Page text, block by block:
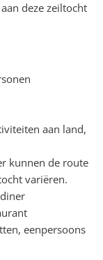
deze zeiltocht
aan land,
kunnen de route
variëren.
eenpersoons